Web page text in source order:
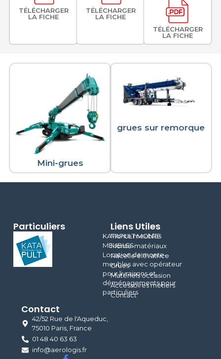
TÉLÉCHARGER
LA FICHE
TÉLÉCHARGER
LA FICHE
TÉLÉCHARGER
LA FICHE
Mini-grues
grues sur remorque
Particuliers
KATAPULT MONTE
MEUBLES
Location de monte-
meubles avec opérateur
pour livraisons et
déménagements pour
particuliers
Liens Utiles
Monte meubles
Monte-matériaux
Nacelle élévatrice
Grues
Matériels occasion
Accessoires métiers
Contact
Contact
42/52 Rue de l'Aqueduc,
75010 Paris, France
01 48 40 63 63
info@aerologis.fr